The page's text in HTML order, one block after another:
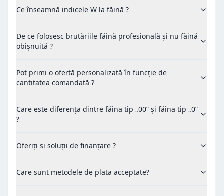
Ce înseamnă indicele W la făină ?
De ce folosesc brutăriile făină profesională și nu făină
obișnuită ?
Pot primi o ofertă personalizată în funcție de
cantitatea comandată ?
Care este diferența dintre făina tip „00” și făina tip „0”
?
Oferiți si soluții de finanțare ?
Care sunt metodele de plata acceptate?